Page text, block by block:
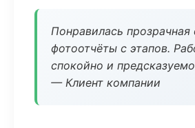
Понравилась прозрачная
фотоотчёты с этапов.
спокойно и
— Клиент компании